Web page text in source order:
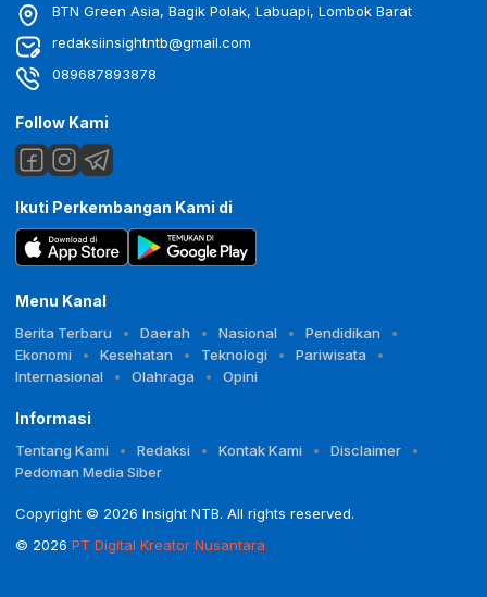
BTN Green Asia, Bagik Polak, Labuapi, Lombok Barat
redaksiinsightntb@gmail.com
089687893878
Follow Kami
Ikuti Perkembangan Kami di
Menu Kanal
Berita Terbaru Daerah Nasional
Pendidikan
Ekonomi
Kesehatan Teknologi
Pariwisata
Internasional
Olahraga Opini
Informasi
Tentang Kami Redaksi Kontak Kami
Disclaimer
Pedoman Media Siber
Copyright © 2026 Insight NTB. All rights reserved.
© 2026 PT Digital Kreator Nusantara